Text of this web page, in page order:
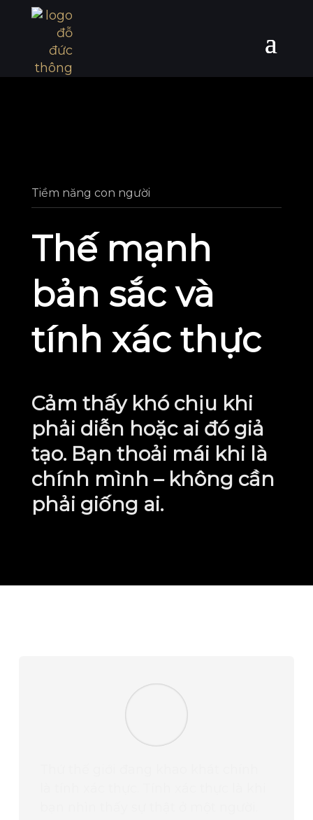
Tiềm năng con người
Thế mạnh
bản sắc và
tính xác thực
Cảm thấy khó chịu khi
phải diễn hoặc ai đó giả
tạo. Bạn thoải mái khi là
chính mình – không cần
phải giống ai.